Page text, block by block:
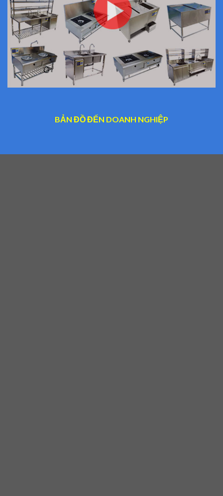
BẢN ĐỒ ĐẾN DOANH NGHIỆP